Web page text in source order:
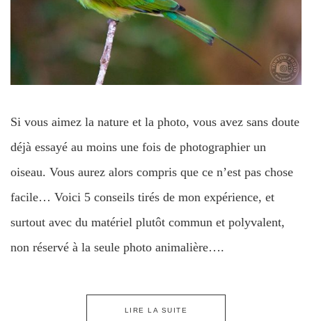
Si vous aimez la nature et la photo, vous avez sans doute
déjà essayé au moins une fois de photographier un
oiseau. Vous aurez alors compris que ce n’est pas chose
facile… Voici 5 conseils tirés de mon expérience, et
surtout avec du matériel plutôt commun et polyvalent,
non réservé à la seule photo animalière….
LIRE LA SUITE